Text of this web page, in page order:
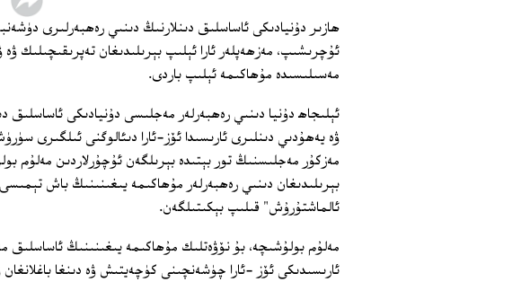
ھازىر دۇنيادىكى ئاساسلىق دىنلارنىڭ دىنىي رەھبەرلىرى
ئۇچرىشىپ، مەزھەپلەر ئارا ئېلىپ بېرىلىدىغان تەپرىقىچىلىك
مەسىلىسىدە مۇھاكىمە ئېلىپ باردى.
ئېلىجاھ دۇنيا دىنىي رەھبەرلەر مەجلىسى دۇنيادىكى
مەزكۇر مەجلىسنىڭ تور بېتىدە بېرىلگەن ئۇچۇرلاردىن مەلۇم
بېرىلىدىغان دىنىي رەھبەرلەر مۇھاكىمە يىغىنىنىڭ باش
ئالماشتۇرۇش" قىلىپ بېكىتىلگەن.
مەلۇم بولۇشىچە، بۇ نۆۋەتلىك مۇھاكىمە يىغىنىنىڭ ئاساسلىق
ئارىسىدىكى ئۆز -ئارا چۈشەنچىنى كۈچەيتىش ۋە دىنغا